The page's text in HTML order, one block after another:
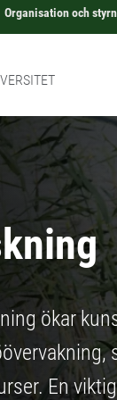
Organisation och
ökar
En